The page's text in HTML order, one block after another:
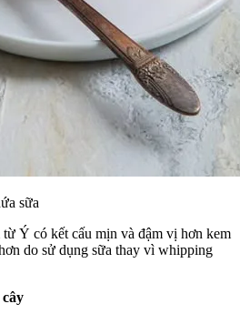
sữa
Ý có kết cấu mịn và đậm vị hơn kem
do sử dụng sữa thay vì whipping